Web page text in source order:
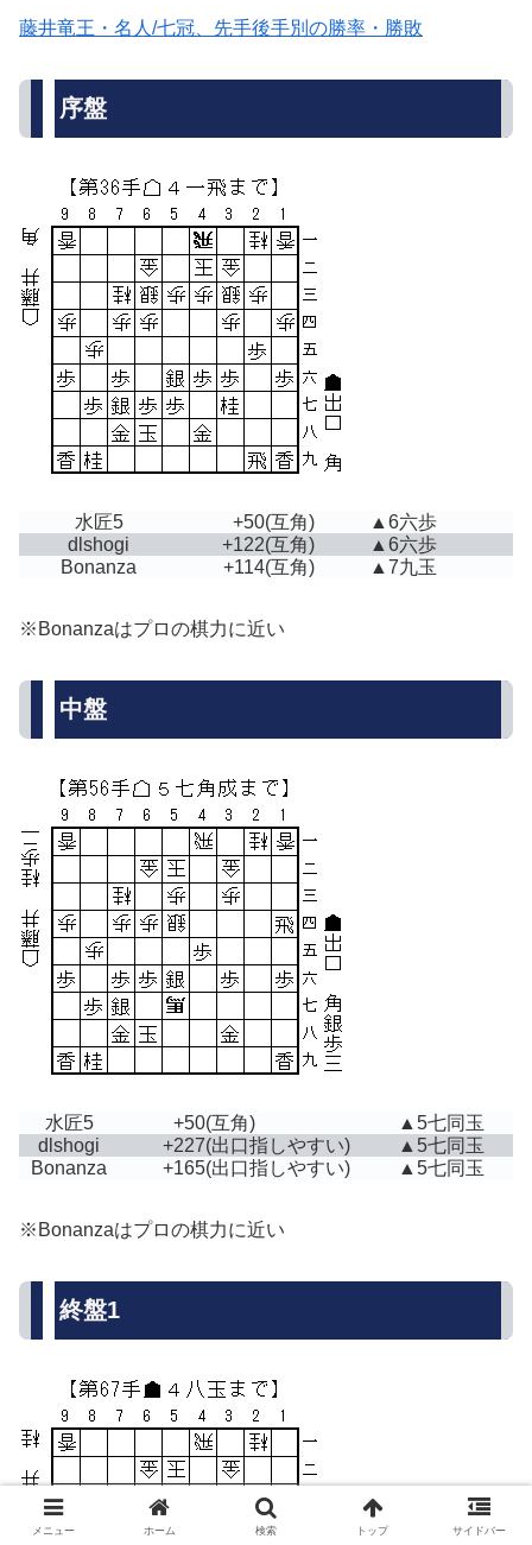
藤井竜王・名人/七冠、先手後手別の勝率・勝敗
序盤
水匠5 +50(互角)
▲6六歩
dlshogi
+122(互角)
▲6六歩
Bonanza
+114(互角) ▲7九玉
※Bonanzaはプロの棋力に近い
中盤
水匠5 +50(互角)
▲5七同玉
dlshogi
+227(出口指しやすい)
▲5七同玉
Bonanza
+165(出口指しやすい) ▲5七同玉
※Bonanzaはプロの棋力に近い
終盤1
メニュー ホーム 検索 トップ サイドバー